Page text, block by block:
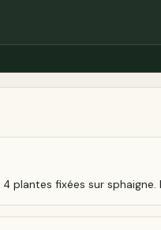
plantes fixées sur